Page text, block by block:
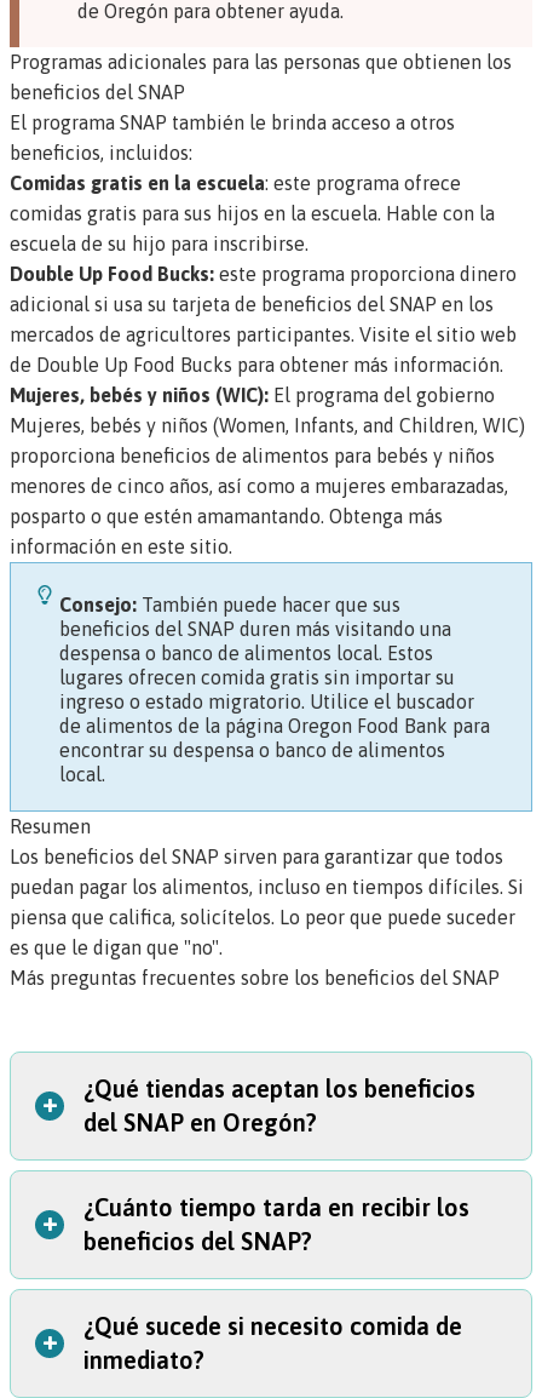
de Oregón para obtener ayuda.
Programas adicionales para las personas que obtienen los
beneficios del SNAP
El programa SNAP también le brinda acceso a otros
beneficios, incluidos:
Comidas gratis en la escuela: este programa ofrece
comidas gratis para sus hijos en la escuela. Hable con la
escuela de su hijo para inscribirse.
Double Up Food Bucks: este programa proporciona dinero
adicional si usa su tarjeta de beneficios del SNAP en los
mercados de agricultores participantes. Visite el sitio web
de Double Up Food Bucks para obtener más información.
Mujeres, bebés y niños (WIC): El programa del gobierno
Mujeres, bebés y niños (Women, Infants, and Children, WIC)
proporciona beneficios de alimentos para bebés y niños
menores de cinco años, así como a mujeres embarazadas,
posparto o que estén amamantando. Obtenga más
información en este sitio.
Consejo: También puede hacer que sus
beneficios del SNAP duren más visitando una
despensa o banco de alimentos local. Estos
lugares ofrecen comida gratis sin importar su
ingreso o estado migratorio. Utilice el buscador
de alimentos de la página Oregon Food Bank para
encontrar su despensa o banco de alimentos
local.
Resumen
Los beneficios del SNAP sirven para garantizar que todos
puedan pagar los alimentos, incluso en tiempos difíciles. Si
piensa que califica, solicítelos. Lo peor que puede suceder
es que le digan que "no".
Más preguntas frecuentes sobre los beneficios del SNAP
¿Qué tiendas aceptan los beneficios
del SNAP en Oregón?
+
La mayoría de las tiendas de comestibles, de
conveniencia, minisúper, pequeños negocios y otros
lugares que venden alimentos le permitirán usar sus
alimentos.
Puede incluso usar sus beneficios en algunos mercados
¿Cuánto tiempo tarda en recibir los
beneficios del SNAP?
+
Se supone que su solicitud debe revisarse y aprobarse en
un plazo de 30 días a partir del día en que la presenta.
(Consulte lasReglas Administrativas de Oregón [Oregon
¿Qué sucede si necesito comida de
inmediato?
+